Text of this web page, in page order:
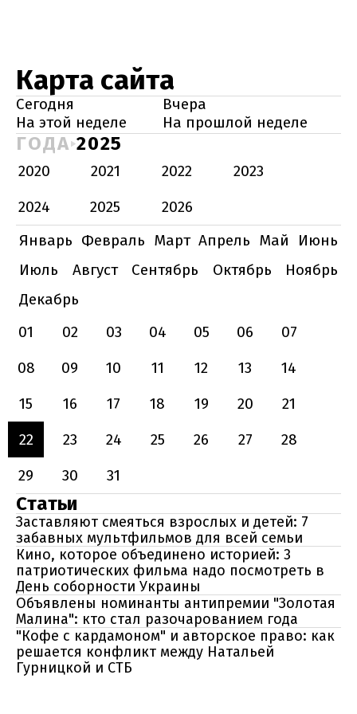
Карта сайта
Сегодня
Вчера
На этой неделе
На прошлой неделе
ГОДА 2025
2020 2021 2022
2023
2024
2025
2026
Январь Февраль Март Апрель Май
Июнь
Июль
Август Сентябрь Октябрь
Ноябрь
Декабрь
01
02 03 04 05 06
07
08
09 10 11 12 13
14
15
16 17 18 19 20
21
22
23 24 25 26 27
28
29
30 31
Статьи
Заставляют смеяться взрослых и детей: 7
забавных мультфильмов для всей семьи
Кино, которое объединено историей: 3
патриотических фильма надо посмотреть в
День соборности Украины
Объявлены номинанты антипремии "Золотая
Малина": кто стал разочарованием года
"Кофе с кардамоном" и авторское право: как
решается конфликт между Натальей
Гурницкой и СТБ